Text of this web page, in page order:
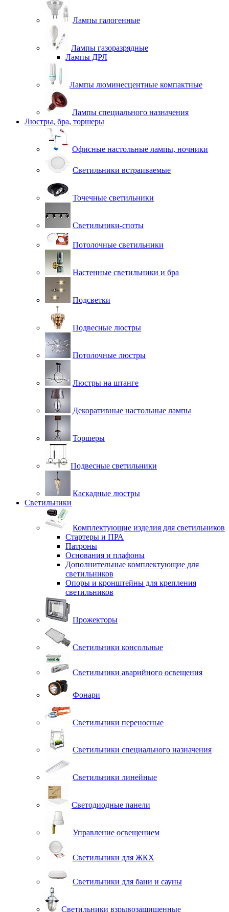
Лампы галогенные
Лампы газоразрядные
Лампы ДРЛ
Лампы люминесцентные компактные
Лампы специального назначения
Люстры, бра, торшеры
Офисные настольные лампы, ночники
Светильники встраиваемые
Точечные светильники
Светильники-споты
Потолочные светильники
Настенные светильники и бра
Подсветки
Подвесные люстры
Потолочные люстры
Люстры на штанге
Декоративные настольные лампы
Торшеры
Подвесные светильники
Каскадные люстры
Светильники
Комплектующие изделия для светильников
Стартеры и ПРА
Патроны
Основания и плафоны
Дополнительные комплектующие для
светильников
Опоры и кронштейны для крепления
светильников
Прожекторы
Светильники консольные
Светильники аварийного освещения
Фонари
Светильники переносные
Светильники специального назначения
Светильники линейные
Светодиодные панели
Управление освещением
Светильники для ЖКХ
Светильники для бани и сауны
Светильники взрывозащищенные